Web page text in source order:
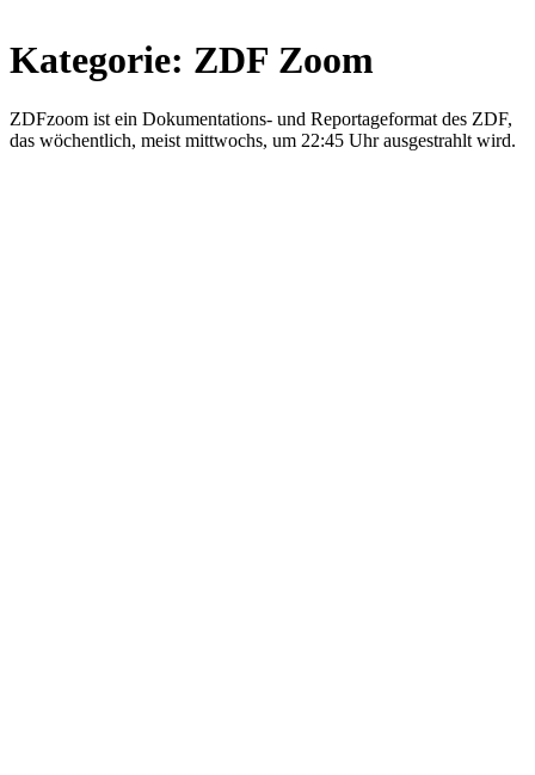
Kategorie: ZDF Zoom
ZDFzoom ist ein Dokumentations- und Reportageformat des ZDF,
das wöchentlich, meist mittwochs, um 22:45 Uhr ausgestrahlt wird.